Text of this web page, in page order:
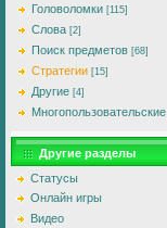
Головоломки [115]
Слова [2]
Поиск предметов [68]
Стратегии [15]
Другие [4]
Многопользовательские
Другие разделы
Статусы
Онлайн игры
Видео